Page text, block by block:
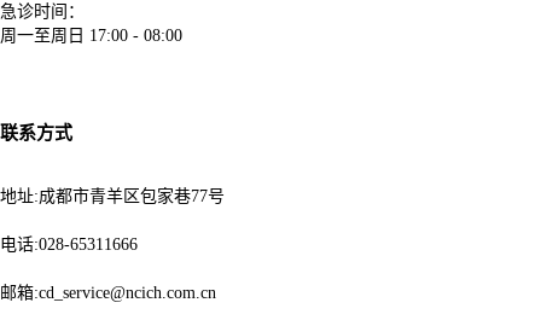
急诊时间：
周一至周日 17:00 - 08:00
联系方式
地址:成都市青羊区包家巷77号
电话:028-65311666
邮箱:cd_service@ncich.com.cn